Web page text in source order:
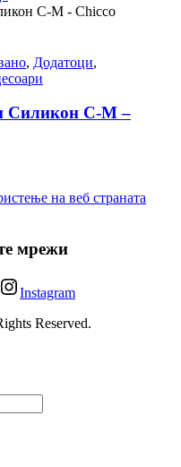
, Додатоци,
Силикон С-М –
на веб страната
мрежи
Instagram
Reserved.